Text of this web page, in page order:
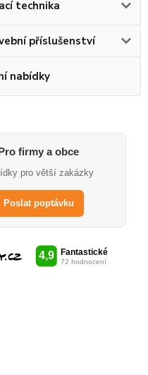
technika
příslušenství
nabídky
firmy a obce
pro větší zakázky
Poslat poptávku